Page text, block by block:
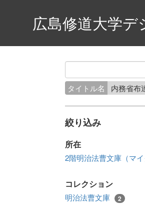
広島修道大学
タイトル名 内務省布
絞り込み
所在
2階明治法曹文庫（マイ
コレクション
明治法曹文庫 2